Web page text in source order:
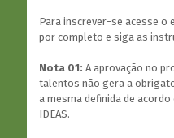
Para inscrever-se acesse o
por completo e siga as
Nota 01: A aprovação no
talentos não gera a
a mesma definida de
IDEAS.